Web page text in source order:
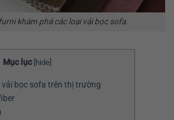
khám phá các loại vải bọc sofa.
Mục lục hide]
bọc sofa trên thị trường